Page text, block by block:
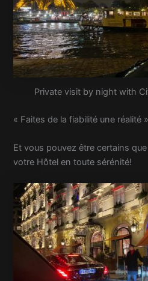
Private visit by night with
« Faites de la fiabilité une réalité
Et vous pouvez être certains
votre Hôtel en toute sérénité!